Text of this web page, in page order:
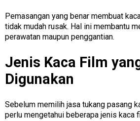
Pemasangan yang benar membuat
tidak mudah rusak. Hal ini membantu
perawatan maupun penggantian.
Jenis Kaca Film
Digunakan
Sebelum memilih jasa tukang pasang
perlu mengetahui beberapa jenis kaca